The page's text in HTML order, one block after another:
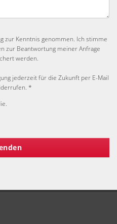
zur Kenntnis genommen. Ich stimme
zur Beantwortung meiner Anfrage
werden.
jederzeit für die Zukunft per E-Mail
*